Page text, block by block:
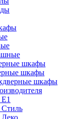
шкафы
шкафы
шкафы